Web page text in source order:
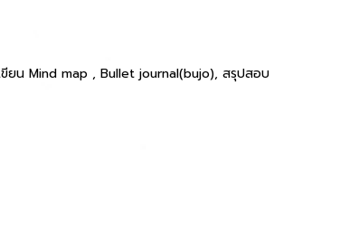
ยน Mind map , Bullet journal(bujo), สรุปสอบ